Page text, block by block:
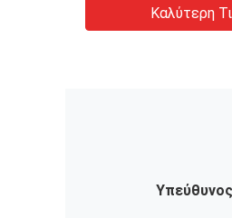
φραγμόςΚαλύτερη